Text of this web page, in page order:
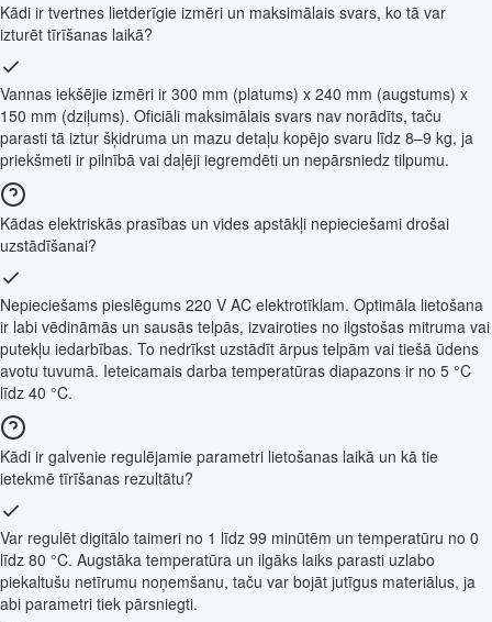
Kādi ir tvertnes lietderīgie izmēri un maksimālais svars, ko tā var
izturēt tīrīšanas laikā?
Vannas iekšējie izmēri ir 300 mm (platums) x 240 mm (augstums) x
150 mm (dziļums). Oficiāli maksimālais svars nav norādīts, taču
parasti tā iztur šķidruma un mazu detaļu kopējo svaru līdz 8–9 kg, ja
priekšmeti ir pilnībā vai daļēji iegremdēti un nepārsniedz tilpumu.
Kādas elektriskās prasības un vides apstākļi nepieciešami drošai
uzstādīšanai?
Nepieciešams pieslēgums 220 V AC elektrotīklam. Optimāla lietošana
ir labi vēdināmās un sausās telpās, izvairoties no ilgstošas mitruma vai
putekļu iedarbības. To nedrīkst uzstādīt ārpus telpām vai tiešā ūdens
avotu tuvumā. Ieteicamais darba temperatūras diapazons ir no 5 °C
līdz 40 °C.
Kādi ir galvenie regulējamie parametri lietošanas laikā un kā tie
ietekmē tīrīšanas rezultātu?
Var regulēt digitālo taimeri no 1 līdz 99 minūtēm un temperatūru no 0
līdz 80 °C. Augstāka temperatūra un ilgāks laiks parasti uzlabo
piekaltušu netīrumu noņemšanu, taču var bojāt jutīgus materiālus, ja
abi parametri tiek pārsniegti.